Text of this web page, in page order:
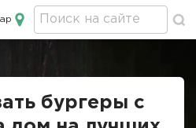
в Краснодаре
бургеры с